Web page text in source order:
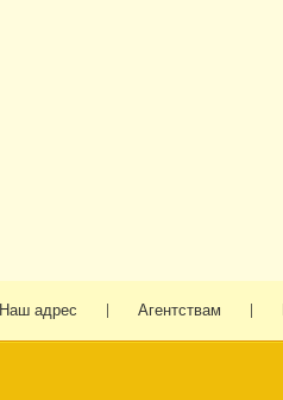
Наш адрес Агентствам